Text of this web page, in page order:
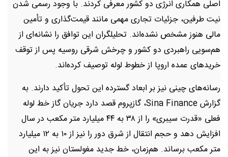
اصلی همکاری انرژی دو کشور معرفی کردند. با وجود رسمی شدن
نیت طرفین، جزئیات تجاری مهمی مانند قیمت‌گذاری و تأمین
مالی هنوز مشخص نشده‌اند. تحلیلگران این توافق را نشانه‌ای از
هم‌سویی راهبردی دو کشور و چرخش شرقی روسیه پس از توقف
خریدهای عمده اروپا از خطوط لوله توصیف کرده‌اند.
رسانه‌های چینی نیز بر ابعاد گسترده این تحول تأکید دارند. به
گزارش Sina Finance، گازپروم قصد دارد جریان گاز خط لوله
فعلی «قدرت سیبری» را از ۳۸ به ۴۴ میلیارد متر مکعب در سال
افزایش دهد و حجم انتقال از شرق دور را نیز از ۱۰ به ۱۲ میلیارد
متر مکعب برساند. هم‌زمان، خط جدید مغولستان نیز به این